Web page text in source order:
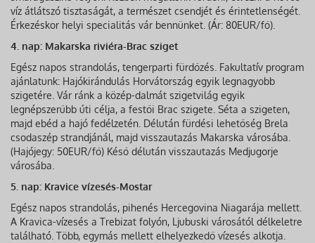
víz átlátszó tisztaságát, a természet csendjét és érintetlenségét.
Érkezéskor helyi specialitás vár bennünket. (Ár: 80EUR/fő).
4. nap: Makarska riviéra-Brac sziget
Egész napos strandolás, tengerparti fürdőzés. Fakultatív program
ajánlatunk: Hajókirándulás Horvátország egyik legnagyobb
szigetére. Vár ránk a közép-dalmát szigetvilág egyik
legnépszerűbb úti célja, a festői Brac szigete. Séta a szigeten,
majd ebéd a hajó fedélzetén. Délután fürdési lehetőség Brela
csodaszép strandjánál, majd visszautazás Makarska városába.
(Hajójegy: 50EUR/fő) Késő délután visszautazás Medjugorje
városába.
5. nap: Kravice vízesés-Mostar
Egész napos strandolás, pihenés Hercegovina Niagarája mellett.
A Kravica-vízesés a Trebizat folyón, Ljubuski városától délkeletre
található. Több, egymás mellett elhelyezkedő vízesés alkotja.